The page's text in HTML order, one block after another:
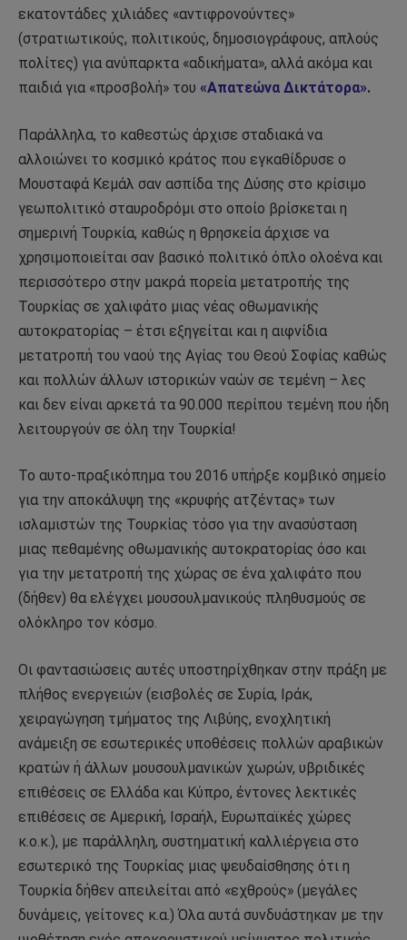
εκατοντάδες χιλιάδες «αντιφρονούντες»
(στρατιωτικούς, πολιτικούς, δημοσιογράφους, απλούς
πολίτες) για ανύπαρκτα «αδικήματα», αλλά ακόμα και
παιδιά για «προσβολή» του «Απατεώνα Δικτάτορα».
Παράλληλα, το καθεστώς άρχισε σταδιακά να
αλλοιώνει το κοσμικό κράτος που εγκαθίδρυσε ο
Μουσταφά Κεμάλ σαν ασπίδα της Δύσης στο κρίσιμο
γεωπολιτικό σταυροδρόμι στο οποίο βρίσκεται η
σημερινή Τουρκία, καθώς η θρησκεία άρχισε να
χρησιμοποιείται σαν βασικό πολιτικό όπλο ολοένα και
περισσότερο στην μακρά πορεία μετατροπής της
Τουρκίας σε χαλιφάτο μιας νέας οθωμανικής
αυτοκρατορίας – έτσι εξηγείται και η αιφνίδια
μετατροπή του ναού της Αγίας του Θεού Σοφίας καθώς
και πολλών άλλων ιστορικών ναών σε τεμένη – λες
και δεν είναι αρκετά τα 90.000 περίπου τεμένη που ήδη
λειτουργούν σε όλη την Τουρκία!
Το αυτο-πραξικόπημα του 2016 υπήρξε κομβικό σημείο
για την αποκάλυψη της «κρυφής ατζέντας» των
ισλαμιστών της Τουρκίας τόσο για την ανασύσταση
μιας πεθαμένης οθωμανικής αυτοκρατορίας όσο και
για την μετατροπή της χώρας σε ένα χαλιφάτο που
(δήθεν) θα ελέγχει μουσουλμανικούς πληθυσμούς σε
ολόκληρο τον κόσμο.
Οι φαντασιώσεις αυτές υποστηρίχθηκαν στην πράξη με
πλήθος ενεργειών (εισβολές σε Συρία, Ιράκ,
χειραγώγηση τμήματος της Λιβύης, ενοχλητική
ανάμειξη σε εσωτερικές υποθέσεις πολλών αραβικών
κρατών ή άλλων μουσουλμανικών χωρών, υβριδικές
επιθέσεις σε Ελλάδα και Κύπρο, έντονες λεκτικές
επιθέσεις σε Αμερική, Ισραήλ, Ευρωπαϊκές χώρες
κ.ο.κ.), με παράλληλη, συστηματική καλλιέργεια στο
εσωτερικό της Τουρκίας μιας ψευδαίσθησης ότι η
Τουρκία δήθεν απειλείται από «εχθρούς» (μεγάλες
δυνάμεις, γείτονες κ.α.) Όλα αυτά συνδυάστηκαν με την